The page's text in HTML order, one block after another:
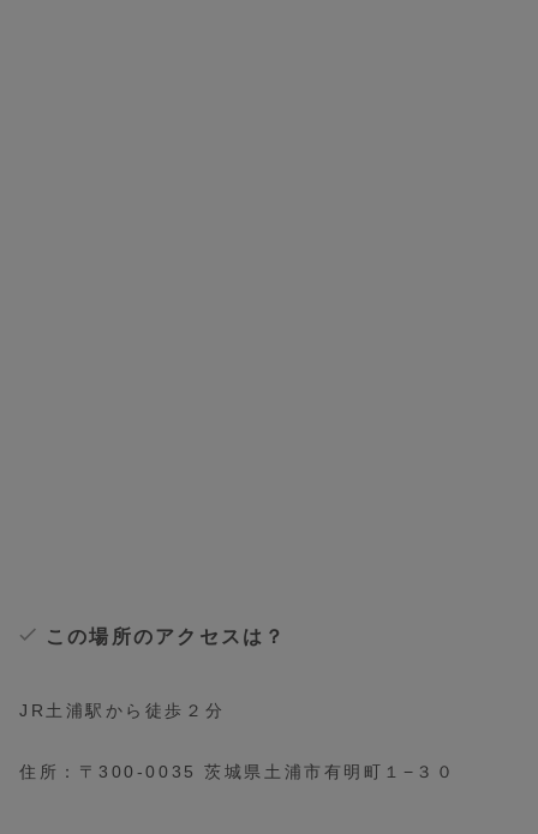
この場所のアクセスは？
JR土浦駅から徒歩２分
住所：〒300-0035 茨城県土浦市有明町１−３０